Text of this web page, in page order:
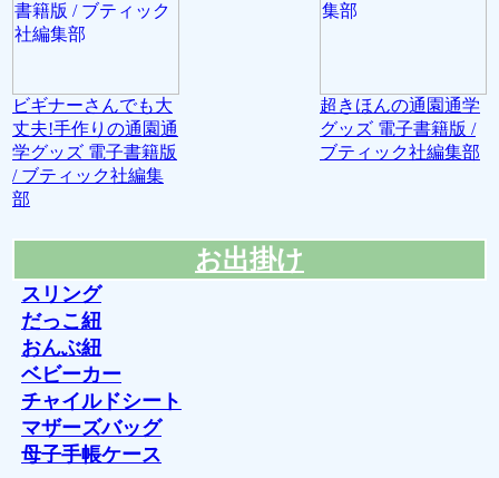
ビギナーさんでも大
丈夫!手作りの通園通
学グッズ 電子書籍版
/ ブティック社編集
部
超きほんの通園通学
グッズ 電子書籍版 /
ブティック社編集部
お出掛け
スリング
だっこ紐
おんぶ紐
ベビーカー
チャイルドシート
マザーズバッグ
母子手帳ケース